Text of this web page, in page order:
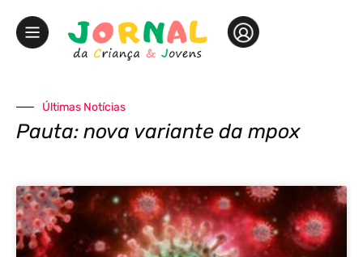
Últimas Notícias
Pauta: nova variante da mpox